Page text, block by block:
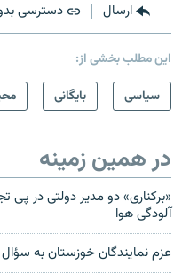
ارسال دسترسی
این مطلب بخشی از:
سیاسی
بایگانی
در همین زمینه
«برکناری» دو مدیر دولتی در پی
آلودگی هوا
عزم نمایندگان خوزستان به